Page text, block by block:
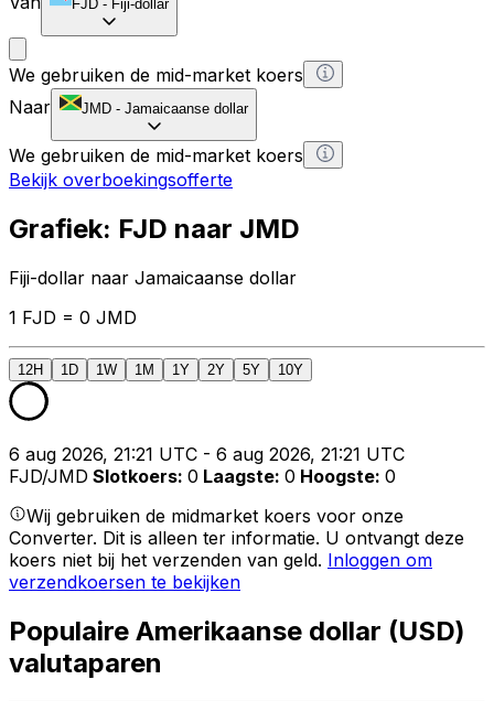
FJD - Fiji-dollar
We gebruiken de mid-market koers
Naar
JMD - Jamaicaanse dollar
We gebruiken de mid-market koers
Bekijk overboekingsofferte
Grafiek: FJD naar JMD
Fiji-dollar naar Jamaicaanse dollar
1 FJD = 0 JMD
12H 1D 1W 1M 1Y 2Y 5Y 10Y
6 aug 2026, 21:21 UTC - 6 aug 2026, 21:21 UTC
FJD/JMD Slotkoers: 0 Laagste: 0 Hoogste: 0
Wij gebruiken de midmarket koers voor onze
Converter. Dit is alleen ter informatie. U ontvangt deze
koers niet bij het verzenden van geld. Inloggen om
verzendkoersen te bekijken
Populaire Amerikaanse dollar (USD)
valutaparen